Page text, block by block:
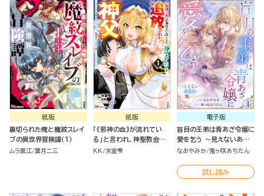
紙版
裏切られた俺と魔紋スレイ
ブの異世界冒険譚（１）
ムラ黒江 葉月二三
紙版
「《邪神の血》が流れてい
る」と言われ、神聖教会を
追放された神父です。 ～理
KK 氷室雫
電子版
盲目の王弟は青あざ令嬢に
愛を乞う ～見えないあな
たと醜い私～ コミック版
なおやみか 鬼ヶ咲あちたん
試し読み